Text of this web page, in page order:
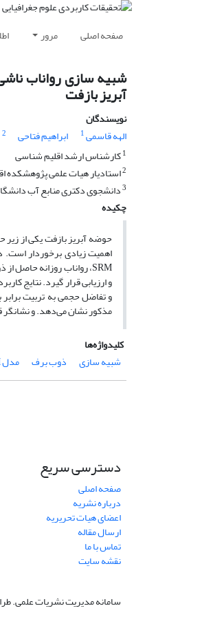
صفحه اصلی مرور
آبریز بازفت
نویسندگان
الهه قاسمی1 ابراهیم فتاحی 2
1کارشناس ارشد اقلیم شناسی
2استادیار هیات علمی پژوهشکده
3دانشجوی دکتری منابع آب
چکیده
حوضه آبریز بازفت یکی از
و ارزیابی قرار گیرد. نتایج
مذکور نشان می‌د‌هد‌. و نشانگر
کلیدواژه‌ها
شبیه سازی
ذوب برف مدل SRM
دسترسی سریع
صفحه اصلی
درباره نشریه
اعضای هیات تحریریه
ارسال مقاله
تماس با ما
نقشه سایت
سامانه مدیریت نشریات علمی.